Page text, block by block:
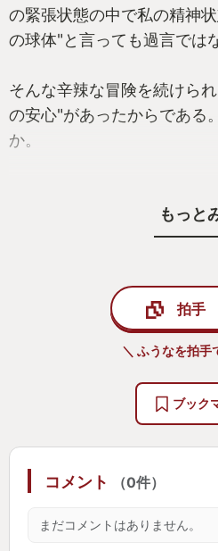
の緊張状態の中で私の精神
の球体"と言っても過言では
そんな辛辣な冒険を続けら
の安心"があったからである
か。
無論、敵意ある者を撃ち倒
ながら長きに渡る緊迫した
と、体力を回復する道具も
「もうこれ以上は無理だ」
ぬとルーン(ソウル)が全て
覚に心が支配されていく。
のがこの「約束された死へ
送料無料で商品代はお手持
もっと
拍手
＼ ふうなを拍手
ブック
コメント （0件）
まだコメントはありません。